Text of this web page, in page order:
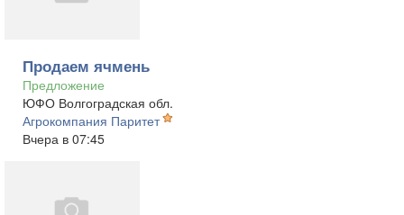
Продаем ячмень
Предложение
ЮФО Волгоградская обл.
Агрокомпания Паритет
Вчера в 07:45